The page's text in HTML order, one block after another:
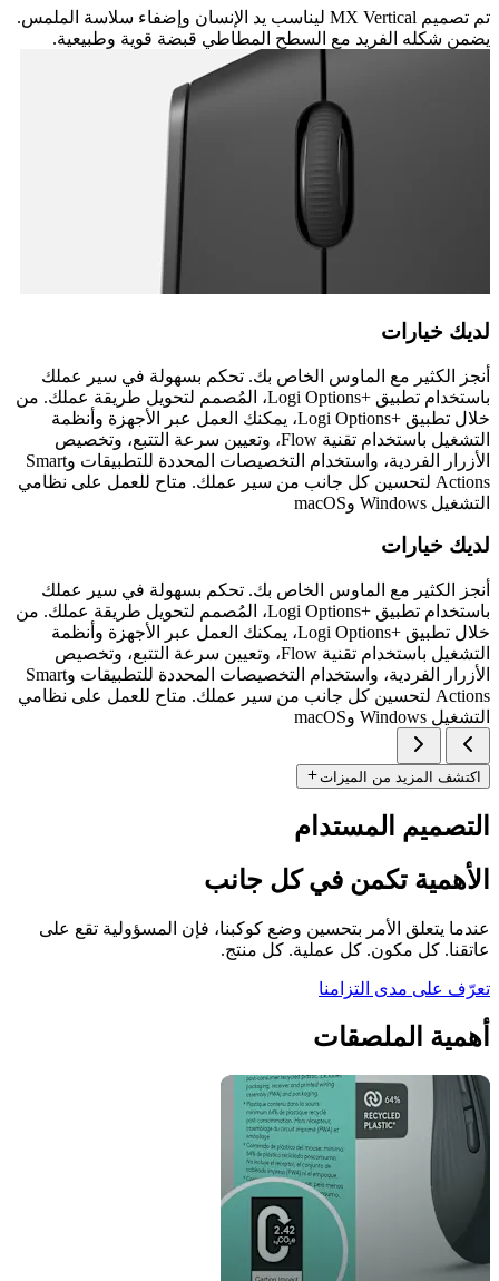
تم تصميم MX Vertical ليناسب يد الإنسان وإضفاء سلاسة الملمس.
يضمن شكله الفريد مع السطح المطاطي قبضة قوية وطبيعية.
لديك خيارات
أنجز الكثير مع الماوس الخاص بك. تحكم بسهولة في سير عملك
باستخدام تطبيق Logi Options+‎، المُصمم لتحويل طريقة عملك. من
خلال تطبيق Logi Options+‎، يمكنك العمل عبر الأجهزة وأنظمة
التشغيل باستخدام تقنية Flow، وتعيين سرعة التتبع، وتخصيص
الأزرار الفردية، واستخدام التخصيصات المحددة للتطبيقات وSmart
Actions لتحسين كل جانب من سير عملك. متاح للعمل على نظامي
التشغيل Windows وmacOS
لديك خيارات
أنجز الكثير مع الماوس الخاص بك. تحكم بسهولة في سير عملك
باستخدام تطبيق Logi Options+‎، المُصمم لتحويل طريقة عملك. من
خلال تطبيق Logi Options+‎، يمكنك العمل عبر الأجهزة وأنظمة
التشغيل باستخدام تقنية Flow، وتعيين سرعة التتبع، وتخصيص
الأزرار الفردية، واستخدام التخصيصات المحددة للتطبيقات وSmart
Actions لتحسين كل جانب من سير عملك. متاح للعمل على نظامي
التشغيل Windows وmacOS
اكتشف المزيد من الميزات
التصميم المستدام
الأهمية تكمن في كل جانب
عندما يتعلق الأمر بتحسين وضع كوكبنا، فإن المسؤولية تقع على
عاتقنا. كل مكون. كل عملية. كل منتج.
تعرّف على مدى التزامنا
أهمية الملصقات